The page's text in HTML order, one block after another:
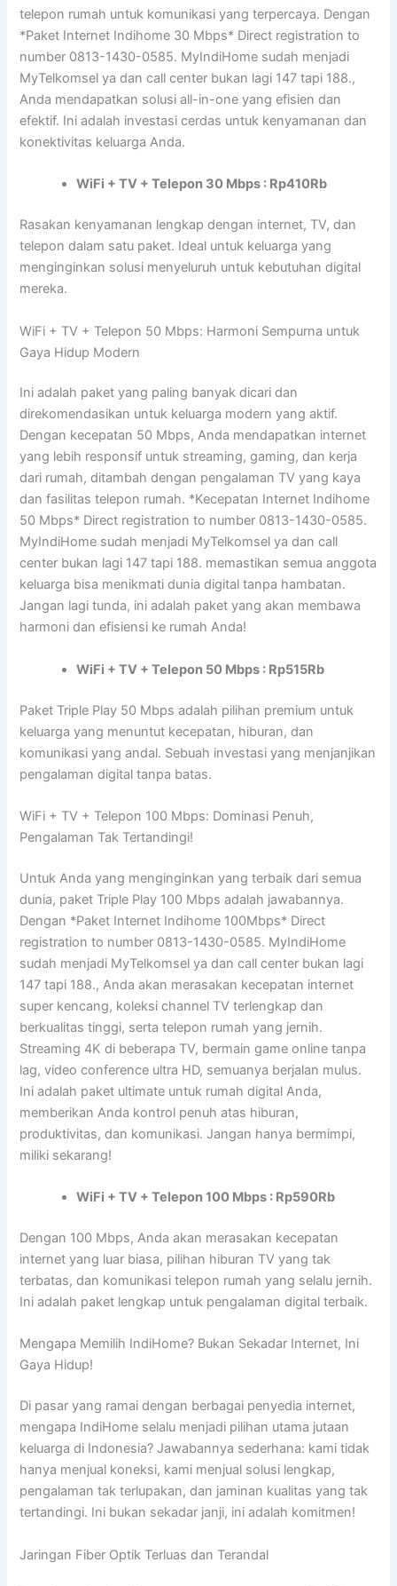
telepon rumah untuk komunikasi yang terpercaya. Dengan
*Paket Internet Indihome 30 Mbps* Direct registration to
number 0813-1430-0585. MyIndiHome sudah menjadi
MyTelkomsel ya dan call center bukan lagi 147 tapi 188.,
Anda mendapatkan solusi all-in-one yang efisien dan
efektif. Ini adalah investasi cerdas untuk kenyamanan dan
konektivitas keluarga Anda.
WiFi + TV + Telepon 30 Mbps : Rp410Rb
Rasakan kenyamanan lengkap dengan internet, TV, dan
telepon dalam satu paket. Ideal untuk keluarga yang
menginginkan solusi menyeluruh untuk kebutuhan digital
mereka.
WiFi + TV + Telepon 50 Mbps: Harmoni Sempurna untuk
Gaya Hidup Modern
Ini adalah paket yang paling banyak dicari dan
direkomendasikan untuk keluarga modern yang aktif.
Dengan kecepatan 50 Mbps, Anda mendapatkan internet
yang lebih responsif untuk streaming, gaming, dan kerja
dari rumah, ditambah dengan pengalaman TV yang kaya
dan fasilitas telepon rumah. *Kecepatan Internet Indihome
50 Mbps* Direct registration to number 0813-1430-0585.
MyIndiHome sudah menjadi MyTelkomsel ya dan call
center bukan lagi 147 tapi 188. memastikan semua anggota
keluarga bisa menikmati dunia digital tanpa hambatan.
Jangan lagi tunda, ini adalah paket yang akan membawa
harmoni dan efisiensi ke rumah Anda!
WiFi + TV + Telepon 50 Mbps : Rp515Rb
Paket Triple Play 50 Mbps adalah pilihan premium untuk
keluarga yang menuntut kecepatan, hiburan, dan
komunikasi yang andal. Sebuah investasi yang menjanjikan
pengalaman digital tanpa batas.
WiFi + TV + Telepon 100 Mbps: Dominasi Penuh,
Pengalaman Tak Tertandingi!
Untuk Anda yang menginginkan yang terbaik dari semua
dunia, paket Triple Play 100 Mbps adalah jawabannya.
Dengan *Paket Internet Indihome 100Mbps* Direct
registration to number 0813-1430-0585. MyIndiHome
sudah menjadi MyTelkomsel ya dan call center bukan lagi
147 tapi 188., Anda akan merasakan kecepatan internet
super kencang, koleksi channel TV terlengkap dan
berkualitas tinggi, serta telepon rumah yang jernih.
Streaming 4K di beberapa TV, bermain game online tanpa
lag, video conference ultra HD, semuanya berjalan mulus.
Ini adalah paket ultimate untuk rumah digital Anda,
memberikan Anda kontrol penuh atas hiburan,
produktivitas, dan komunikasi. Jangan hanya bermimpi,
miliki sekarang!
WiFi + TV + Telepon 100 Mbps : Rp590Rb
Dengan 100 Mbps, Anda akan merasakan kecepatan
internet yang luar biasa, pilihan hiburan TV yang tak
terbatas, dan komunikasi telepon rumah yang selalu jernih.
Ini adalah paket lengkap untuk pengalaman digital terbaik.
Mengapa Memilih IndiHome? Bukan Sekadar Internet, Ini
Gaya Hidup!
Di pasar yang ramai dengan berbagai penyedia internet,
mengapa IndiHome selalu menjadi pilihan utama jutaan
keluarga di Indonesia? Jawabannya sederhana: kami tidak
hanya menjual koneksi, kami menjual solusi lengkap,
pengalaman tak terlupakan, dan jaminan kualitas yang tak
tertandingi. Ini bukan sekadar janji, ini adalah komitmen!
Jaringan Fiber Optik Terluas dan Terandal